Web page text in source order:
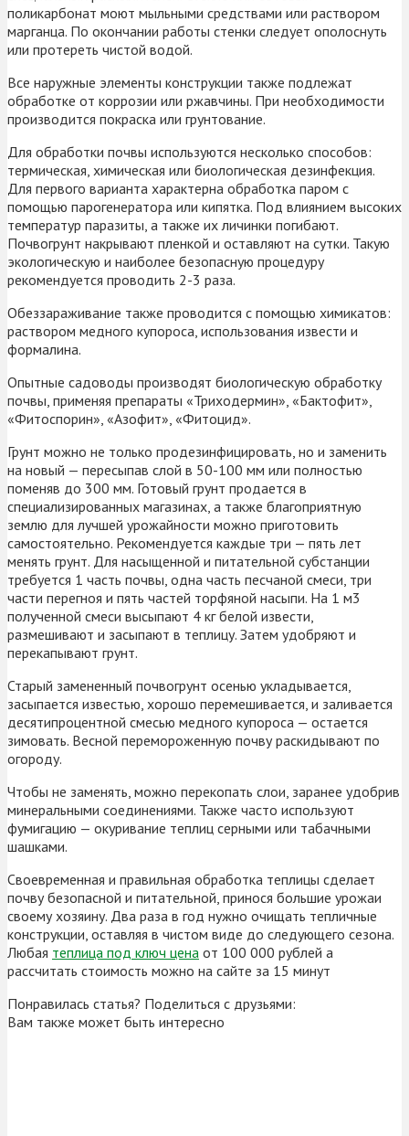
поликарбонат моют мыльными средствами или раствором
марганца. По окончании работы стенки следует ополоснуть
или протереть чистой водой.
Все наружные элементы конструкции также подлежат
обработке от коррозии или ржавчины. При необходимости
производится покраска или грунтование.
Для обработки почвы используются несколько способов:
термическая, химическая или биологическая дезинфекция.
Для первого варианта характерна обработка паром с
помощью парогенератора или кипятка. Под влиянием высоких
температур паразиты, а также их личинки погибают.
Почвогрунт накрывают пленкой и оставляют на сутки. Такую
экологическую и наиболее безопасную процедуру
рекомендуется проводить 2-3 раза.
Обеззараживание также проводится с помощью химикатов:
раствором медного купороса, использования извести и
формалина.
Опытные садоводы производят биологическую обработку
почвы, применяя препараты «Триходермин», «Бактофит»,
«Фитоспорин», «Азофит», «Фитоцид».
Грунт можно не только продезинфицировать, но и заменить
на новый — пересыпав слой в 50-100 мм или полностью
поменяв до 300 мм. Готовый грунт продается в
специализированных магазинах, а также благоприятную
землю для лучшей урожайности можно приготовить
самостоятельно. Рекомендуется каждые три — пять лет
менять грунт. Для насыщенной и питательной субстанции
требуется 1 часть почвы, одна часть песчаной смеси, три
части перегноя и пять частей торфяной насыпи. На 1 м3
полученной смеси высыпают 4 кг белой извести,
размешивают и засыпают в теплицу. Затем удобряют и
перекапывают грунт.
Старый замененный почвогрунт осенью укладывается,
засыпается известью, хорошо перемешивается, и заливается
десятипроцентной смесью медного купороса — остается
зимовать. Весной перемороженную почву раскидывают по
огороду.
Чтобы не заменять, можно перекопать слои, заранее удобрив
минеральными соединениями. Также часто используют
фумигацию — окуривание теплиц серными или табачными
шашками.
Своевременная и правильная обработка теплицы сделает
почву безопасной и питательной, принося большие урожаи
своему хозяину. Два раза в год нужно очищать тепличные
конструкции, оставляя в чистом виде до следующего сезона.
Любая теплица под ключ цена от 100 000 рублей а
рассчитать стоимость можно на сайте за 15 минут
Понравилась статья? Поделиться с друзьями:
Вам также может быть интересно